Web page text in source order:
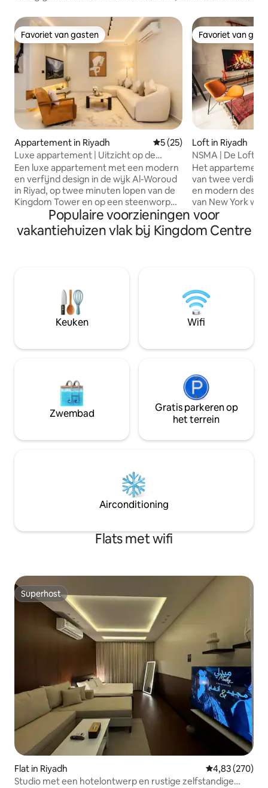
Favoriet van gasten
Favoriet van gasten
Appartement in Riyadh Gemiddelde beoordeling
5 (25)
Luxe appartement | Uitzicht op de
Kingdom Tower | Op loopafstand 406
Een luxe appartement met een modern
en verfijnd design in de wijk Al-Woroud
in Riyad, op twee minuten lopen van de
Kingdom Tower en op een steenworp
afstand van het metro- en busstation,
om je een verblijfservaring te bieden die
luxe combineert met een vitale locatie.
apparaten. Een grote slaapkamer met
een luxe hotelbed en een hoog
comfortniveau, met een tv tegenover
het bed en een prachtig uitzicht. Geniet
betoverend panoramisch uitzicht op de
complete zithoek voor de mooiste
momenten.
Favoriet van
Favoriet van
Loft in Riyadh
NSMA | De Loft-
Het
van twee
en modern
van New York
appartement
onderscheidend
beroemde
buurt en
meest exclusieve
Deze
Riyad maakt het
en luxe, evenals
Populaire voorzieningen voor
vakantiehuizen vlak bij Kingdom Centre
Keuken Wifi
Zwembad
Gratis parkeren op
het terrein
Airconditioning
Flats met wifi
Superhost
Superhost
Flat in Riyadh Gemiddelde
4,83 (270)
Studio met een hotelontwerp en rustige zelfstandige